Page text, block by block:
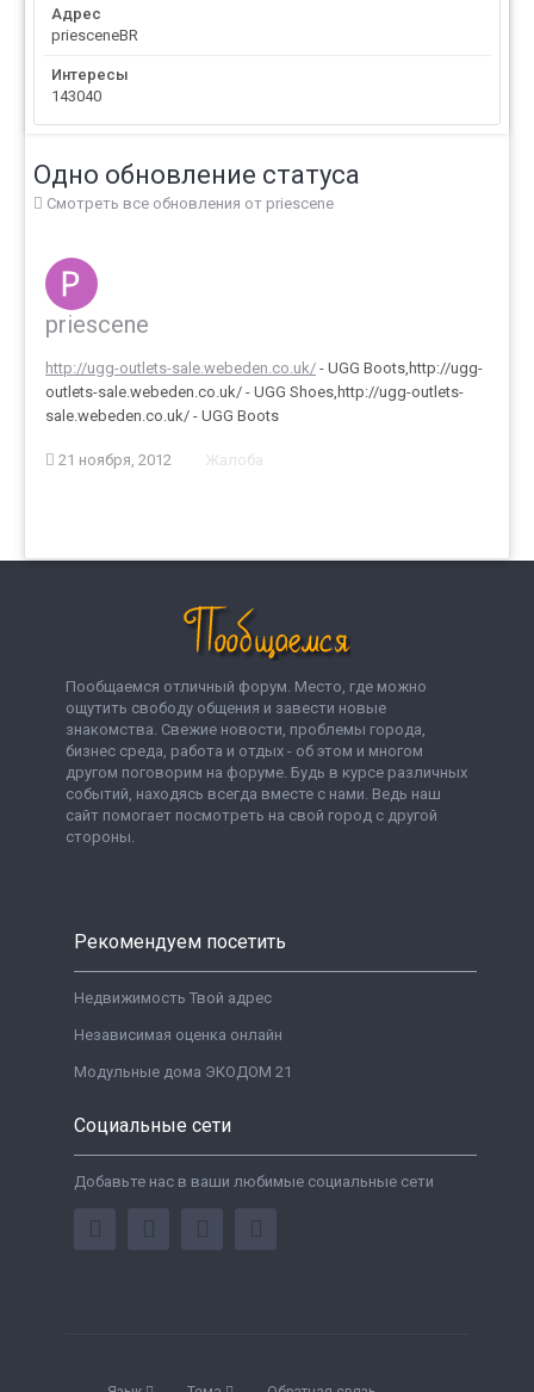
Адрес
priesceneBR
Интересы
143040
Одно обновление статуса
Смотреть все обновления от priescene
priescene
http://ugg-outlets-sale.webeden.co.uk/ - UGG Boots,http://ugg-
outlets-sale.webeden.co.uk/ - UGG Shoes,http://ugg-outlets-
sale.webeden.co.uk/ - UGG Boots
21 ноября, 2012 Жалоба
Пообщаемся отличный форум. Место, где можно
ощутить свободу общения и завести новые
знакомства. Свежие новости, проблемы города,
бизнес среда, работа и отдых - об этом и многом
другом поговорим на форуме. Будь в курсе различных
событий, находясь всегда вместе с нами. Ведь наш
сайт помогает посмотреть на свой город с другой
стороны.
Рекомендуем посетить
Недвижимость Твой адрес
Независимая оценка онлайн
Модульные дома ЭКОДОМ 21
Социальные сети
Добавьте нас в ваши любимые социальные сети